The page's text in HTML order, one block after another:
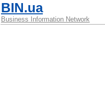
BIN.ua
Business Information Network